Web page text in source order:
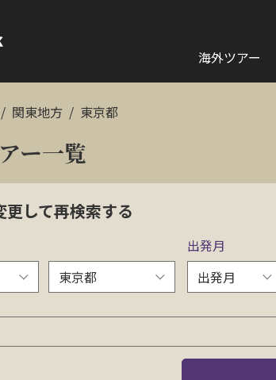
海外ツアー
関東地方 東京都
ー一覧
して再検索する
出発月